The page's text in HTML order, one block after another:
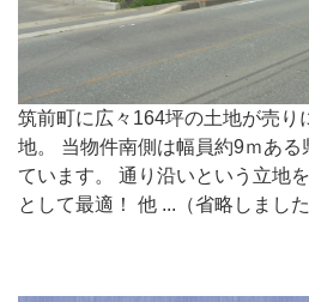
筑前町に広々164坪の土地が売り
地。 当物件南側は幅員約9ｍある
ています。 通り沿いという立地
として最適！ 他 ...（省略しました